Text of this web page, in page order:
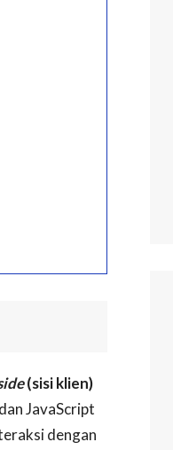
(sisi klien)
JavaScript
dengan